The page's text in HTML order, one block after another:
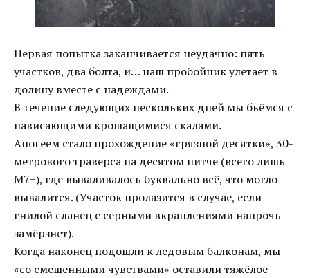
Первая попытка заканчивается неудачно: пять
участков, два болта, и… наш пробойник улетает в
долину вместе с надеждами.
В течение следующих нескольких дней мы бьёмся с
нависающими крошащимися скалами.
Апогеем стало прохождение «грязной десятки», 30-
метрового траверса на десятом питче (всего лишь
М7+), где вываливалось буквально всё, что могло
вывалится. (Участок пролазится в случае, если
гнилой сланец с серными вкраплениями напрочь
замёрзнет).
Когда наконец подошли к ледовым балконам, мы
«со смешенными чувствами» оставили тяжёлое